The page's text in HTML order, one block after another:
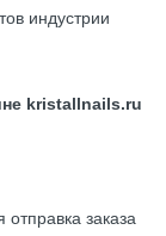
индустрии
kristallnails.ru
заказа